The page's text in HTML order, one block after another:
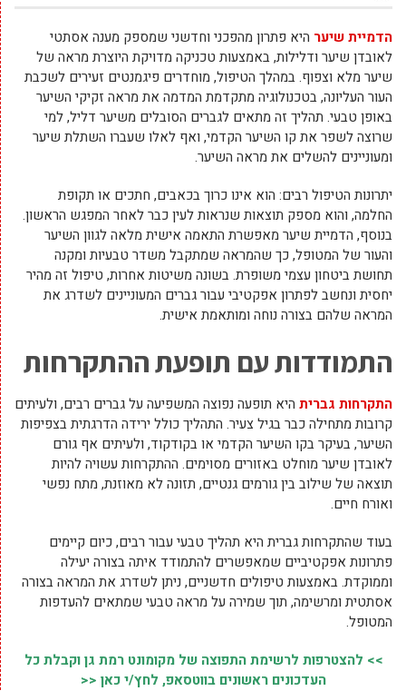
הדמיית שיער היא פתרון מהפכני וחדשני שמספק מענה אסתטי
לאובדן שיער ודלילות, באמצעות טכניקה מדויקת היוצרת מראה של
שיער מלא וצפוף. במהלך הטיפול, מוחדרים פיגמנטים זעירים לשכבת
העור העליונה, בטכנולוגיה מתקדמת המדמה את מראה זקיקי השיער
באופן טבעי. תהליך זה מתאים לגברים הסובלים משיער דליל, למי
שרוצה לשפר את קו השיער הקדמי, ואף לאלו שעברו השתלת שיער
ומעוניינים להשלים את מראה השיער.
יתרונות הטיפול רבים: הוא אינו כרוך בכאבים, חתכים או תקופת
החלמה, והוא מספק תוצאות שנראות לעין כבר לאחר המפגש הראשון.
בנוסף, הדמיית שיער מאפשרת התאמה אישית מלאה לגוון השיער
והעור של המטופל, כך שהמראה שמתקבל משדר טבעיות ומקנה
תחושת ביטחון עצמי משופרת. בשונה משיטות אחרות, טיפול זה מהיר
יחסית ונחשב לפתרון אפקטיבי עבור גברים המעוניינים לשדרג את
המראה שלהם בצורה נוחה ומותאמת אישית.
התמודדות עם תופעת ההתקרחות
התקרחות גברית היא תופעה נפוצה המשפיעה על גברים רבים, ולעיתים
קרובות מתחילה כבר בגיל צעיר. התהליך כולל ירידה הדרגתית בצפיפות
השיער, בעיקר בקו השיער הקדמי או בקודקוד, ולעיתים אף גורם
לאובדן שיער מוחלט באזורים מסוימים. ההתקרחות עשויה להיות
תוצאה של שילוב בין גורמים גנטיים, תזונה לא מאוזנת, מתח נפשי
ואורח חיים.
בעוד שהתקרחות גברית היא תהליך טבעי עבור רבים, כיום קיימים
פתרונות אפקטיביים שמאפשרים להתמודד איתה בצורה יעילה
וממוקדת. באמצעות טיפולים חדשניים, ניתן לשדרג את המראה בצורה
אסתטית ומרשימה, תוך שמירה על מראה טבעי שמתאים להעדפות
המטופל.
>> להצטרפות לרשימת התפוצה של מקומונט רמת גן וקבלת כל
העדכונים ראשונים בווטסאפ, לחץ/י כאן <<